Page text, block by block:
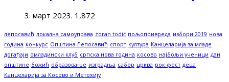
3. март 2023. 1,872
лепосавић локална самоуправа zoran todić пољопривреда избори 2019 нова
година конкурс Општина Лепосавић спорт култура Канцеларија за младе
догађаји омладински клуб српска нова година косово најбољи ученици дан
општине божић образовање изградња сабор црква рок фест деца
Канцеларија за Косово и Метохију